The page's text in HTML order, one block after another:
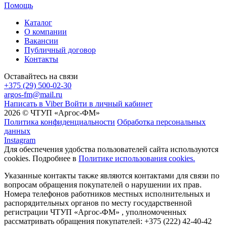
Помощь
Каталог
О компании
Вакансии
Публичный договор
Контакты
Оставайтесь на связи
+375 (29) 500-02-30
argos-fm@mail.ru
Написать в Viber Войти в личный кабинет
2026 © ЧТУП «Аргос-ФМ»
Политика конфиденциальности Обработка персональных
данных
Instagram
Для обеспечения удобства пользователей сайта используются
cookies. Подробнее в Политике использования cookies.
Указанные контакты также являются контактами для связи по
вопросам обращения покупателей о нарушении их прав.
Номера телефонов работников местных исполнительных и
распорядительных органов по месту государственной
регистрации ЧТУП «Аргос-ФМ» , уполномоченных
рассматривать обращения покупателей: +375 (222) 42-40-42